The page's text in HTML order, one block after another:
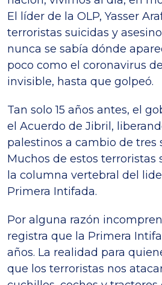
El líder de la OLP, Yasser
terroristas suicidas y
nunca se sabía dónde
poco como el coronavirus
invisible, hasta que golpeó.
Tan solo 15 años antes, el
el Acuerdo de Jibril,
palestinos a cambio de tres
Muchos de estos terroristas
la columna vertebral del
Primera Intifada.
Por alguna razón
registra que la Primera
años. La realidad para
que los terroristas nos